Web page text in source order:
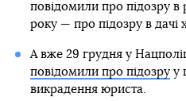
повідомили про підозру в
року — про підозру в дачі
А вже 29 грудня у
повідомили про підозруу
викрадення юриста.